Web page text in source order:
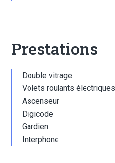
Prestations
Double vitrage
Volets roulants électriques
Ascenseur
Digicode
Gardien
Interphone